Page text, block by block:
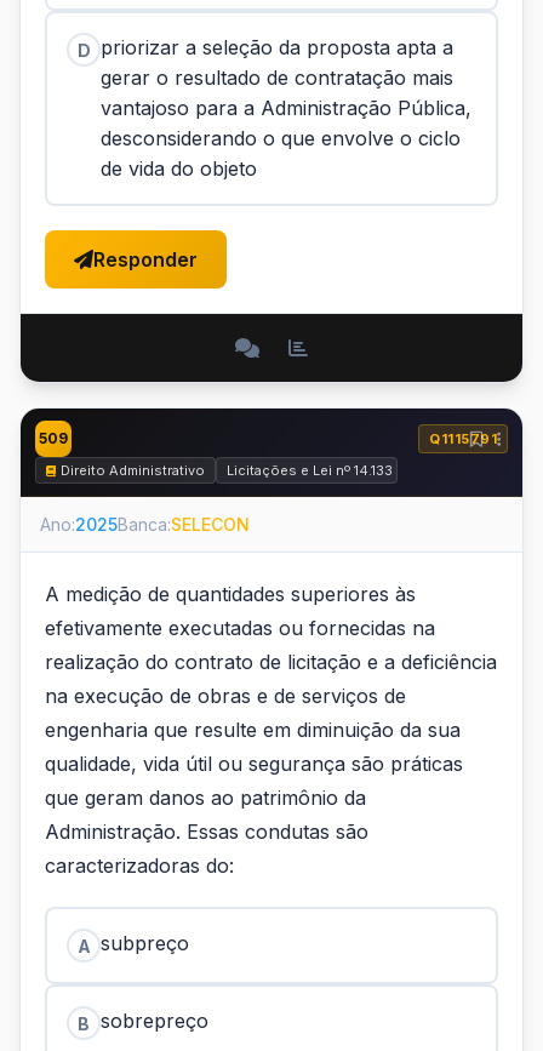
D priorizar a seleção da proposta apta a
gerar o resultado de contratação mais
vantajoso para a Administração Pública,
desconsiderando o que envolve o ciclo
de vida do objeto
Responder
509
Q1115791
Direito Administrativo
Licitações e Lei nº 14.133 de 2021
Ano:2025Banca:SELECON
A medição de quantidades superiores às
efetivamente executadas ou fornecidas na
realização do contrato de licitação e a deficiência
na execução de obras e de serviços de
engenharia que resulte em diminuição da sua
qualidade, vida útil ou segurança são práticas
que geram danos ao patrimônio da
Administração. Essas condutas são
caracterizadoras do:
A subpreço
B sobrepreço